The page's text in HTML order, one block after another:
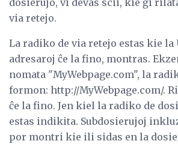
dosierujo, vi devas scii, kie ĝi
via retejo.
La radiko de via retejo estas kie la
adresaroj ĉe la fino, montras.
nomata "MyWebpage.com", la
formon: http://MyWebpage.com/.
ĉe la fino. Jen kiel la radiko de
estas indikita. Subdosierujoj
por montri kie ili sidas en la